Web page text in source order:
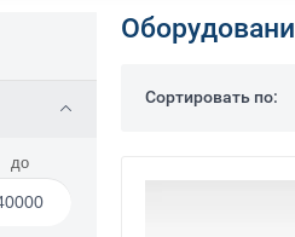
до
Сортировать по: